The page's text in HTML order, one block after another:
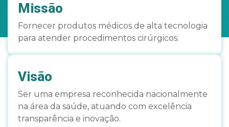
Missão
Fornecer produtos médicos de alta tecnologia
para atender procedimentos cirúrgicos.
Visão
Ser uma empresa reconhecida nacionalmente
na área da saúde, atuando com excelência
transparência e inovação.